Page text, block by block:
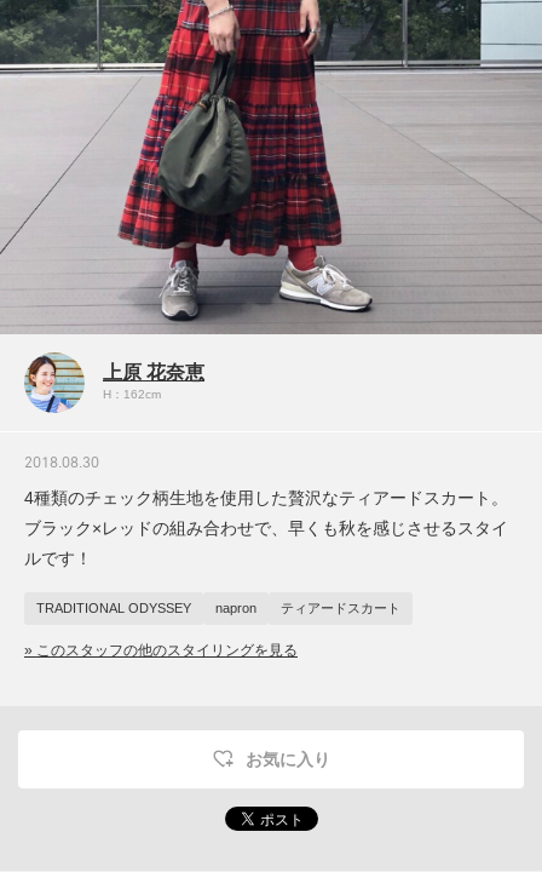
上原 花奈恵
H：162cm
2018.08.30
4種類のチェック柄生地を使用した贅沢なティアードスカート。
ブラック×レッドの組み合わせで、早くも秋を感じさせるスタイ
ルです！
TRADITIONAL ODYSSEY napron ティアードスカート
» このスタッフの他のスタイリングを見る
お気に入り